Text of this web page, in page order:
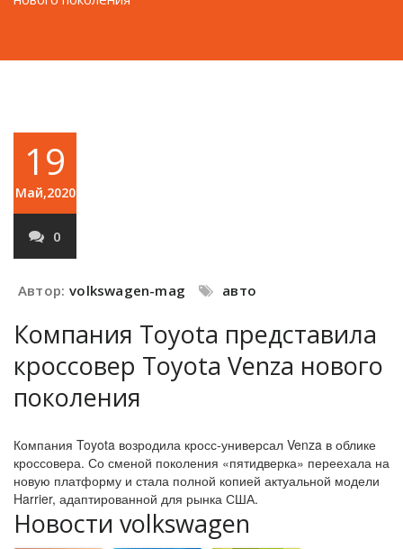
19
Май,2020
0
Автор: volkswagen-mag авто
Компания Toyota представила
кроссовер Toyota Venza нового
поколения
Компания Toyota возродила кросс-универсал Venza в облике
кроссовера. Со сменой поколения «пятидверка» переехала на
новую платформу и стала полной копией актуальной модели
Harrier, адаптированной для рынка США.
Новости volkswagen